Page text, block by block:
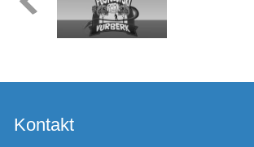
Kontakt